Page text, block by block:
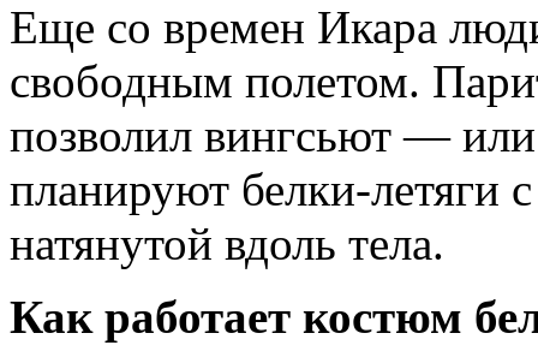
Еще со времен Икара
свободным полетом.
позволил вингсьют —
планируют белки-
натянутой вдоль тела.
Как работает костюм